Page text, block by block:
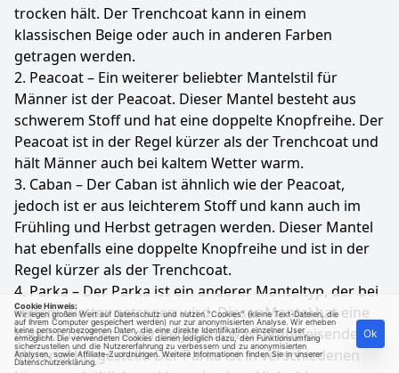
trocken hält. Der Trenchcoat kann in einem
klassischen Beige oder auch in anderen Farben
getragen werden.
2. Peacoat – Ein weiterer beliebter Mantelstil für
Männer ist der Peacoat. Dieser Mantel besteht aus
schwerem Stoff und hat eine doppelte Knopfreihe. Der
Peacoat ist in der Regel kürzer als der Trenchcoat und
hält Männer auch bei kaltem Wetter warm.
3. Caban – Der Caban ist ähnlich wie der Peacoat,
jedoch ist er aus leichterem Stoff und kann auch im
Frühling und Herbst getragen werden. Dieser Mantel
hat ebenfalls eine doppelte Knopfreihe und ist in der
Regel kürzer als der Trenchcoat.
4. Parka – Der Parka ist ein anderer Manteltyp, der bei
kaltem Wetter getragen wird. Dieser Mantel hat eine
Kapuze und ist in der Regel aus wasserabweisendem
Material hergestellt. Der Parka ist in verschiedenen
Cookie Hinweis:
Wir legen großen Wert auf Datenschutz und nutzen "Cookies" (kleine Text-Dateien, die
auf Ihrem Computer gespeichert werden) nur zur anonymisierten Analyse. Wir erheben
keine personenbezogenen Daten, die eine direkte Identifikation einzelner User
ermöglicht. Die verwendeten Cookies dienen lediglich dazu, den Funktionsumfang
sicherzustellen und die Nutzererfahrung zu verbessern und zu anonymisierten
Analysen, sowie Affiliate-Zuordnungen. Weitere Informationen finden Sie in unserer
Datenschutzerklärung
Ok